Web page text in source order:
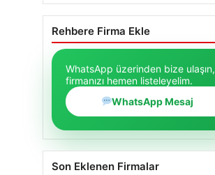
Rehbere Firma Ekle
WhatsApp üzerinden bize ulaşın,
firmanızı hemen listeleyelim.
WhatsApp Mesaj
Son Eklenen Firmalar